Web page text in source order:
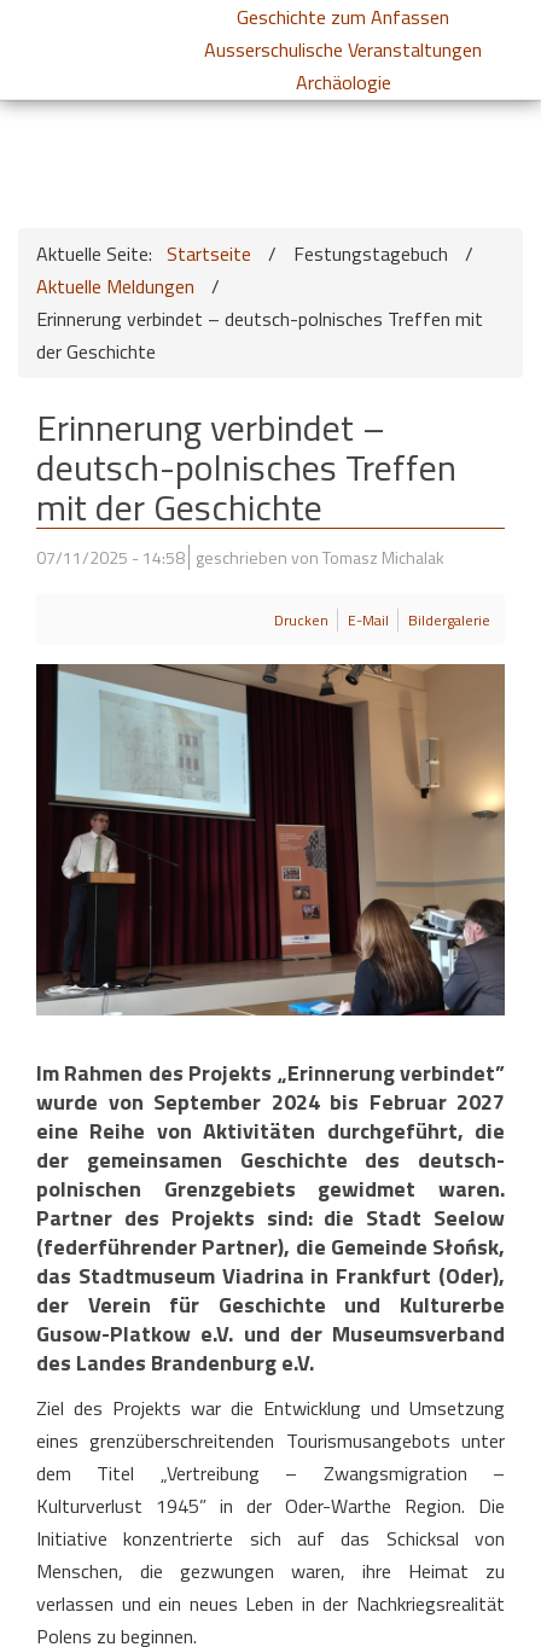
Geschichte zum Anfassen
Ausserschulische Veranstaltungen
Archäologie
Aktuelle Seite: Startseite / Festungstagebuch
/
Aktuelle Meldungen
/
Erinnerung verbindet – deutsch-polnisches Treffen mit
der Geschichte
Erinnerung verbindet –
deutsch-polnisches Treffen
mit der Geschichte
07/11/2025 - 14:58 geschrieben von Tomasz Michalak
Drucken E-Mail Bildergalerie
Im Rahmen des Projekts „Erinnerung verbindet”
wurde von September 2024 bis Februar 2027
eine Reihe von Aktivitäten durchgeführt, die
der gemeinsamen Geschichte des deutsch-
polnischen Grenzgebiets gewidmet waren.
Partner des Projekts sind: die Stadt Seelow
(federführender Partner), die Gemeinde Słońsk,
das Stadtmuseum Viadrina in Frankfurt (Oder),
der Verein für Geschichte und Kulturerbe
Gusow-Platkow e.V. und der Museumsverband
des Landes Brandenburg e.V.
Ziel des Projekts war die Entwicklung und Umsetzung
eines grenzüberschreitenden Tourismusangebots unter
dem Titel „Vertreibung – Zwangsmigration –
Kulturverlust 1945” in der Oder-Warthe Region. Die
Initiative konzentrierte sich auf das Schicksal von
Menschen, die gezwungen waren, ihre Heimat zu
verlassen und ein neues Leben in der Nachkriegsrealität
Polens zu beginnen.